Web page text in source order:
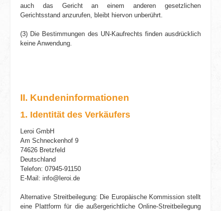
auch das Gericht an einem anderen gesetzlichen
Gerichtsstand anzurufen, bleibt hiervon unberührt.
(3) Die Bestimmungen des UN-Kaufrechts finden ausdrücklich
keine Anwendung.
II. Kundeninformationen
1. Identität des Verkäufers
Leroi GmbH
Am Schneckenhof 9
74626 Bretzfeld
Deutschland
Telefon: 07945-91150
E-Mail: info@leroi.de
Alternative Streitbeilegung: Die Euro­päische Kommission stellt
eine Plattform für die außergerichtliche Online-Streitbeilegung